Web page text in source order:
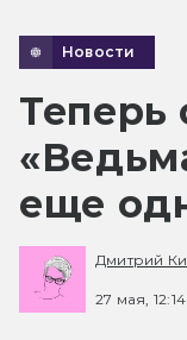
Новости
Теперь
еще
Дмитрий
27 мая, 12:14